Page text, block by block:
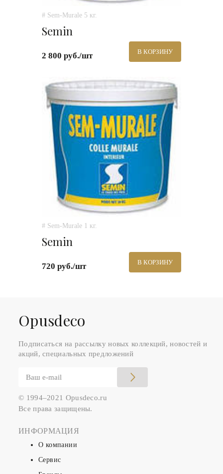
# Sem-Murale 5 кг.
Semin
2 800 руб./шт В КОРЗИНУ
# Sem-Murale 1 кг.
Semin
720 руб./шт В КОРЗИНУ
Оpusdeco
Подписаться на рассылку новых коллекций, новостей и
акций, специальных предложений
© 1994–2021 Opusdeco.ru
Все права защищены.
ИНФОРМАЦИЯ
О компании
Сервис